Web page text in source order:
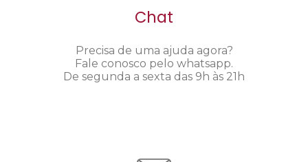
Chat
Precisa de uma ajuda agora?
Fale conosco pelo whatsapp.
De segunda a sexta das 9h às 21h